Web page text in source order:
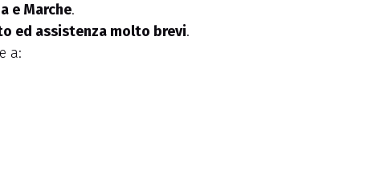
e Marche.
ed assistenza molto brevi.
a: